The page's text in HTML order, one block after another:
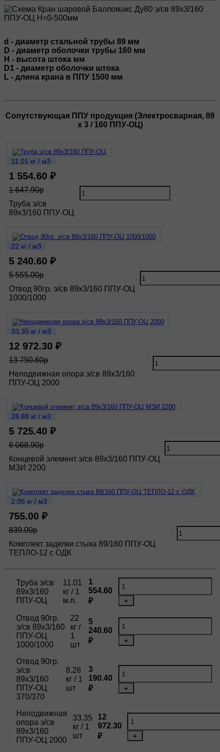
d - диаметр стальной трубы 89 мм
D - диаметр оболочки трубы 160 мм
H - высота штока мм
D1 - диаметр оболочки штока
L - длина крана в ППУ 1500 мм
Сопутствующая ППУ продукция (Электросварная, 89
х 3 / 160 ППУ-ОЦ)
11.01 кг / м3
1 554.60 ₽
1 647.90р
Труба э/св
89х3/160 ППУ-ОЦ
22 кг / м3
5 240.60 ₽
5 555.00р
Отвод 90гр. э/св 89х3/160 ППУ-ОЦ
1000/1000
33.35 кг / м3
12 972.30 ₽
13 750.60р
Неподвижная опора э/св 89х3/160
ППУ-ОЦ 2000
28.88 кг / м3
5 725.40 ₽
6 068.90р
Концевой элемент э/св 89х3/160 ППУ-ОЦ
МЗИ 2200
2.05 кг / м3
755.00 ₽
839.00р
Комплект заделки стыка 89/160 ППУ-ОЦ
ТЕПЛО-12 с ОДК
Труба э/св
89х3/160
ППУ-ОЦ
11.01
кг / 1
м.п.
1
554.60
₽
+
Отвод 90гр.
э/св 89х3/160
ППУ-ОЦ
1000/1000
22
кг /
1
шт
5
240.60
₽
+
Отвод 90гр.
э/св
89х3/160
ППУ-ОЦ
370/370
8.26
кг / 1
шт
3
190.40
₽
+
Неподвижная
опора э/св
89х3/160
ППУ-ОЦ 2000
33.35
кг / 1
шт
12
972.30
₽
+